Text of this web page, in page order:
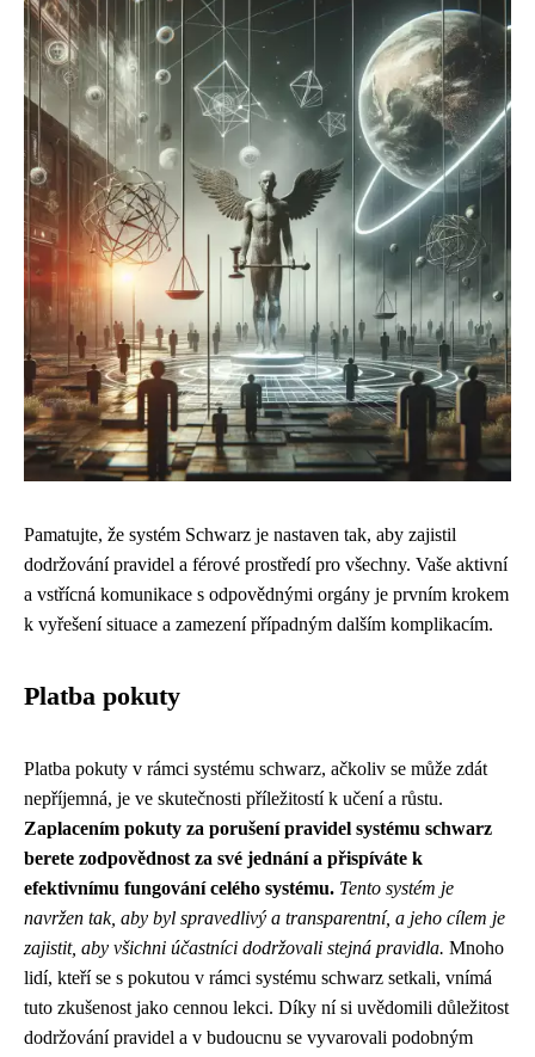
Pamatujte, že systém Schwarz je nastaven tak, aby zajistil
dodržování pravidel a férové prostředí pro všechny. Vaše aktivní
a vstřícná komunikace s odpovědnými orgány je prvním krokem
k vyřešení situace a zamezení případným dalším komplikacím.
Platba pokuty
Platba pokuty v rámci systému schwarz, ačkoliv se může zdát
nepříjemná, je ve skutečnosti příležitostí k učení a růstu.
Zaplacením pokuty za porušení pravidel systému schwarz
berete zodpovědnost za své jednání a přispíváte k
efektivnímu fungování celého systému. Tento systém je
navržen tak, aby byl spravedlivý a transparentní, a jeho cílem je
zajistit, aby všichni účastníci dodržovali stejná pravidla. Mnoho
lidí, kteří se s pokutou v rámci systému schwarz setkali, vnímá
tuto zkušenost jako cennou lekci. Díky ní si uvědomili důležitost
dodržování pravidel a v budoucnu se vyvarovali podobným